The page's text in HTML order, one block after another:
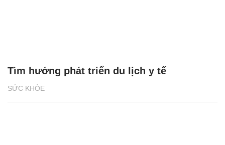
SỨC KHỎE
Tìm hướng phát triển du lịch y tế